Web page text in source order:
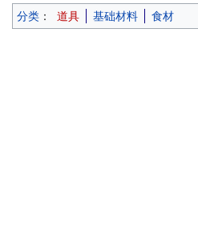
分类 ： 道具 基础材料 食材